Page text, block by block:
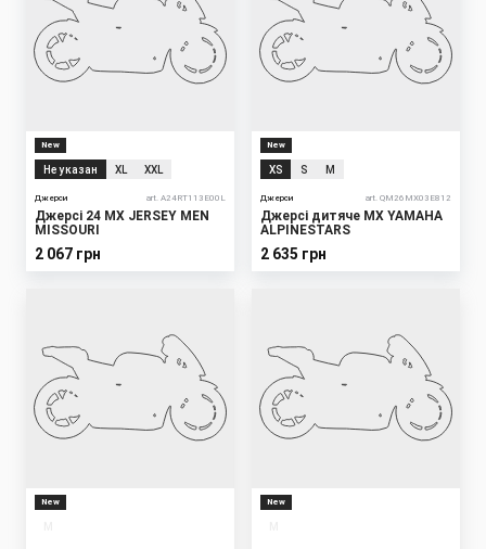
New
Не указан XL XXL
Джерси art. A24RT113E00L
Джерсі 24 MX JERSEY MEN
MISSOURI
2 067 грн
New
XS S M
Джерси art. QM26MX03E812
Джерсі дитяче MX YAMAHA
ALPINESTARS
2 635 грн
New New